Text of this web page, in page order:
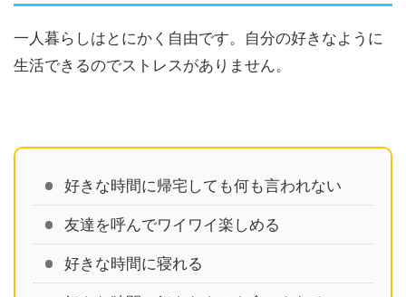
一人暮らしはとにかく自由です。自分の好きなように
生活できるのでストレスがありません。
好きな時間に帰宅しても何も言われない
友達を呼んでワイワイ楽しめる
好きな時間に寝れる